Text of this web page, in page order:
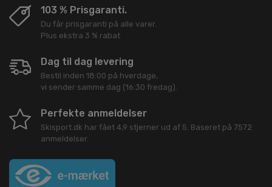
103 % Prisgaranti.
Du får prisgaranti på alle varer.
Plus ekstra 3 % rabat
Dag til dag levering
Bestil inden 18:00 på hverdage,
vi sender samme dag (16:30 fredag).
Perfekte anmeldelser
Skisport.dk har fået 4,9 stjerner ud af 5. Baseret på 7572
anmeldelser.